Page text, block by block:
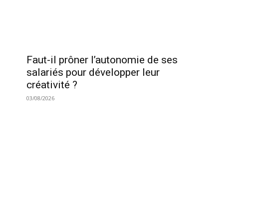
Faut-il prôner l’autonomie de ses
salariés pour développer leur
créativité ?
03/08/2026